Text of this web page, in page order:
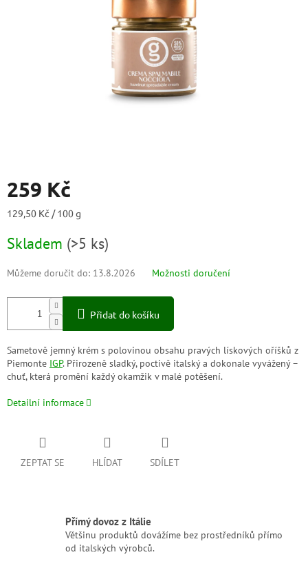
259 Kč
Měrná
129,50 Kč / 100 g
Skladem (>5 ks)
Můžeme doručit do: 13.8.2026 Možnosti doručení
Přidat do košíku
Sametově jemný krém s polovinou obsahu pravých lískových oříšků z
Piemonte IGP. Přirozeně sladký, poctivě italský a dokonale vyvážený –
chuť, která promění každý okamžik v malé potěšení.
Detailní informace
ZEPTAT SE HLÍDAT SDÍLET
Přímý dovoz z Itálie
Většinu produktů dovážíme bez prostředníků přímo
od italských výrobců.